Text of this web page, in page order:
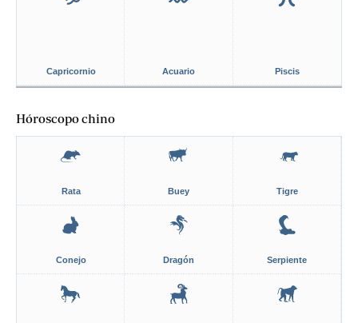
Capricornio Acuario Piscis
Hóroscopo chino
Rata Buey Tigre
Conejo Dragón Serpiente